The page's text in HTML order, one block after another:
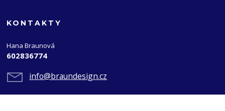
KONTAKTY
Hana Braunová
602836774
info@braundesign.cz